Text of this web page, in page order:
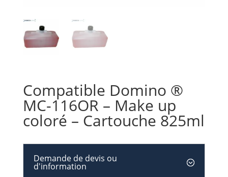
Compatible Domino ®
MC-116OR – Make up
coloré – Cartouche 825ml
Demande de devis ou
d'information